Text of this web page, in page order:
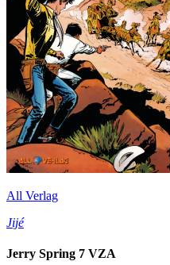
All Verlag
Jijé
Jerry Spring 7 VZA